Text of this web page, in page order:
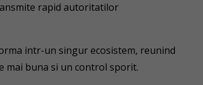
rapid autoritatilor
intr-un singur ecosistem, reunind
mai buna si un control sporit.